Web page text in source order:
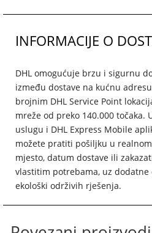
INFORMACIJE O
DHL omogućuje brzu i sigurnu
između dostave na kućnu
brojnim DHL Service Point
mreže od preko 140.000 točaka.
uslugu i DHL Express Mobile
možete pratiti pošiljku u
mjesto, datum dostave ili
vlastitim potrebama, uz
ekološki održivih rješenja.